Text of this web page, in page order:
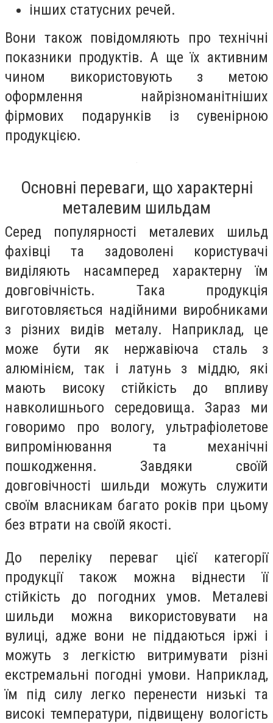
інших статусних речей.
Вони також повідомляють про технічні
показники продуктів. А ще їх активним
чином використовують з метою
оформлення найрізноманітніших
фірмових подарунків із сувенірною
продукцією.
Основні переваги, що характерні
металевим шильдам
Серед популярності металевих шильд
фахівці та задоволені користувачі
виділяють насамперед характерну їм
довговічність. Така продукція
виготовляється надійними виробниками
з різних видів металу. Наприклад, це
може бути як нержавіюча сталь з
алюмінієм, так і латунь з міддю, які
мають високу стійкість до впливу
навколишнього середовища. Зараз ми
говоримо про вологу, ультрафіолетове
випромінювання та механічні
пошкодження. Завдяки своїй
довговічності шильди можуть служити
своїм власникам багато років при цьому
без втрати на своїй якості.
До переліку переваг цієї категорії
продукції також можна віднести її
стійкість до погодних умов. Металеві
шильди можна використовувати на
вулиці, адже вони не піддаються іржі і
можуть з легкістю витримувати різні
екстремальні погодні умови. Наприклад,
їм під силу легко перенести низькі та
високі температури, підвищену вологість